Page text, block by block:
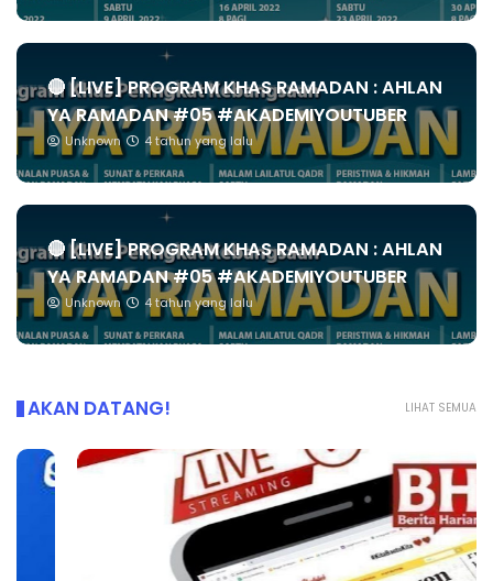
🔴 [LIVE] PROGRAM KHAS RAMADAN : AHLAN
YA RAMADAN #05 #AKADEMIYOUTUBER
Unknown 4 tahun yang lalu
🔴 [LIVE] PROGRAM KHAS RAMADAN : AHLAN
YA RAMADAN #05 #AKADEMIYOUTUBER
Unknown 4 tahun yang lalu
LIHAT SEMUA
AKAN DATANG!